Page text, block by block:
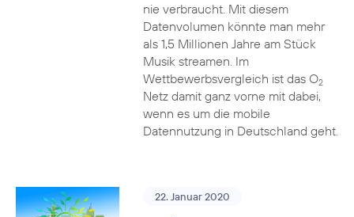
nie verbraucht. Mit diesem
Datenvolumen könnte man mehr
als 1,5 Millionen Jahre am Stück
Musik streamen. Im
Wettbewerbsvergleich ist das O2
Netz damit ganz vorne mit dabei,
wenn es um die mobile
Datennutzung in Deutschland geht.
22. Januar 2020